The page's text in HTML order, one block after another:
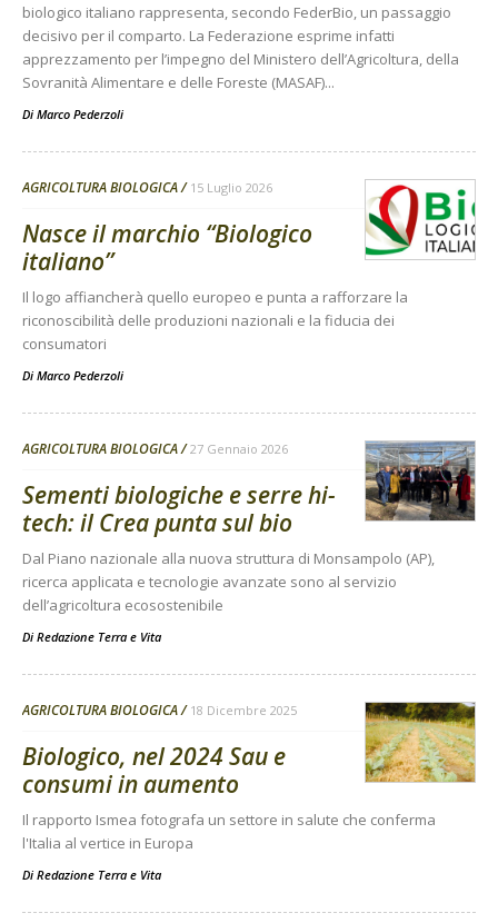
biologico italiano rappresenta, secondo FederBio, un passaggio
decisivo per il comparto. La Federazione esprime infatti
apprezzamento per l’impegno del Ministero dell’Agricoltura, della
Sovranità Alimentare e delle Foreste (MASAF)...
Di Marco Pederzoli
AGRICOLTURA BIOLOGICA 15 Luglio 2026
Nasce il marchio “Biologico
italiano”
Il logo affiancherà quello europeo e punta a rafforzare la
riconoscibilità delle produzioni nazionali e la fiducia dei
consumatori
Di Marco Pederzoli
AGRICOLTURA BIOLOGICA 27 Gennaio 2026
Sementi biologiche e serre hi-
tech: il Crea punta sul bio
Dal Piano nazionale alla nuova struttura di Monsampolo (AP),
ricerca applicata e tecnologie avanzate sono al servizio
dell’agricoltura ecosostenibile
Di Redazione Terra e Vita
AGRICOLTURA BIOLOGICA 18 Dicembre 2025
Biologico, nel 2024 Sau e
consumi in aumento
Il rapporto Ismea fotografa un settore in salute che conferma
l'Italia al vertice in Europa
Di Redazione Terra e Vita